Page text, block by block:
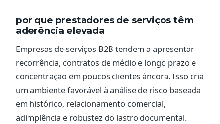
por que prestadores de serviços têm
aderência elevada
Empresas de serviços B2B tendem a apresentar
recorrência, contratos de médio e longo prazo e
concentração em poucos clientes âncora. Isso cria
um ambiente favorável à análise de risco baseada
em histórico, relacionamento comercial,
adimplência e robustez do lastro documental.